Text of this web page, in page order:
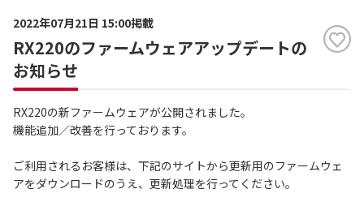
OCNのお客さまはこちら
工事・故障情報通知サー
オフィシャルサイト
2022年07月21日 15:00掲載
RX220のファームウェアアップデートの
お知らせ
RX220の新ファームウェアが公開されました。
機能追加／改善を行っております。
ご利用されるお客様は、下記のサイトから更新用のファームウェ
アをダウンロードのうえ、更新処理を行ってください。